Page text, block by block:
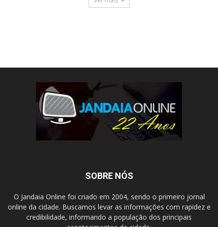
SOBRE NÓS
O Jandaia Online foi criado em 2004, sendo o primeiro jornal
online da cidade. Buscamos levar as informações com rapidez e
credibilidade, informando a população dos principais